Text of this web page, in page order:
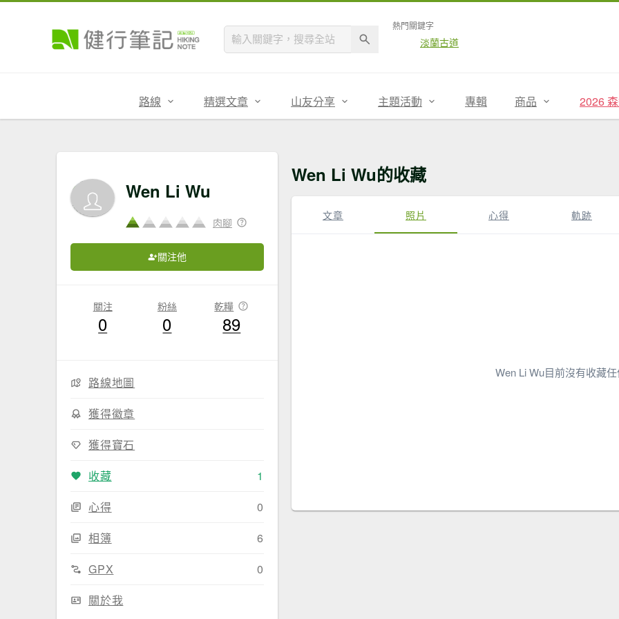
熱門關鍵字
淡蘭古道
路線 精選文章 山友分享 主題活動 專輯 商品 2026
Wen Li Wu
肉腳
關注他
關注
0
粉絲
0
乾糧
89
路線地圖
獲得徽章
獲得寶石
收藏
1
心得
0
相簿
6
GPX
0
關於我
Wen Li Wu的收藏
文章 照片 心得 軌跡
Wen Li Wu目前沒有收藏任